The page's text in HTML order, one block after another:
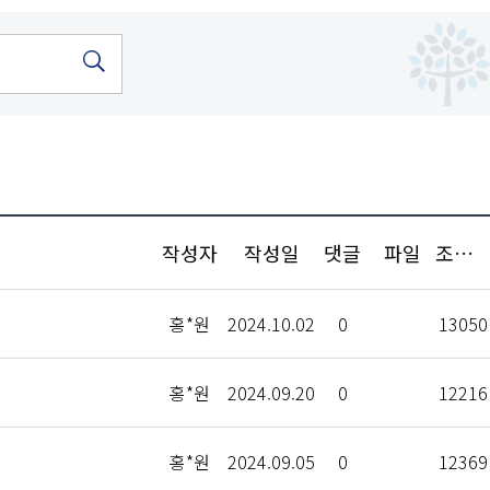
작성자 작성일 댓글 파일 조회수
홍*원 2024.10.02 0 13050
홍*원 2024.09.20 0 12216
홍*원 2024.09.05 0 12369